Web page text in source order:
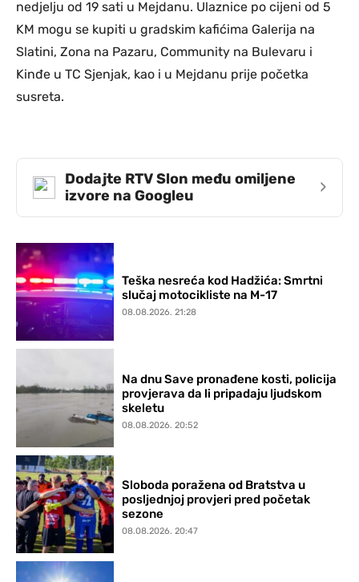
nedjelju od 19 sati u Mejdanu. Ulaznice po cijeni od 5
KM mogu se kupiti u gradskim kafićima Galerija na
Slatini, Zona na Pazaru, Community na Bulevaru i
Kinđe u TC Sjenjak, kao i u Mejdanu prije početka
susreta.
Dodajte RTV Slon među omiljene
izvore na Googleu
›
Teška nesreća kod Hadžića: Smrtni
slučaj motocikliste na M-17
08.08.2026. 21:28
Na dnu Save pronađene kosti, policija
provjerava da li pripadaju ljudskom
skeletu
08.08.2026. 20:52
Sloboda poražena od Bratstva u
posljednjoj provjeri pred početak
sezone
08.08.2026. 20:47